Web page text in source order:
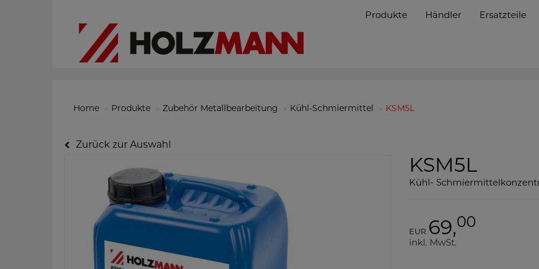
Produkte Händler Ersatzteile
Home Produkte Zubehör Metallbearbeitung Kühl-Schmiermittel KSM5L
Zurück zur Auswahl
KSM5L
Kühl-
EUR 69,00
inkl. MwSt.